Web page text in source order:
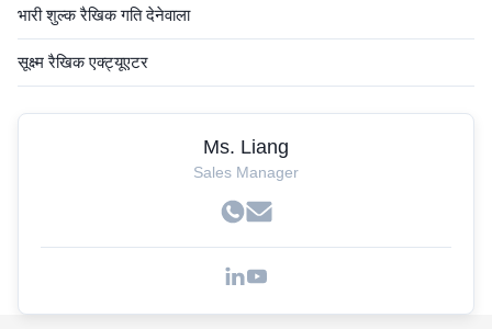
भारी शुल्क रैखिक गति देनेवाला
सूक्ष्म रैखिक एक्ट्यूएटर
Ms. Liang
Sales Manager